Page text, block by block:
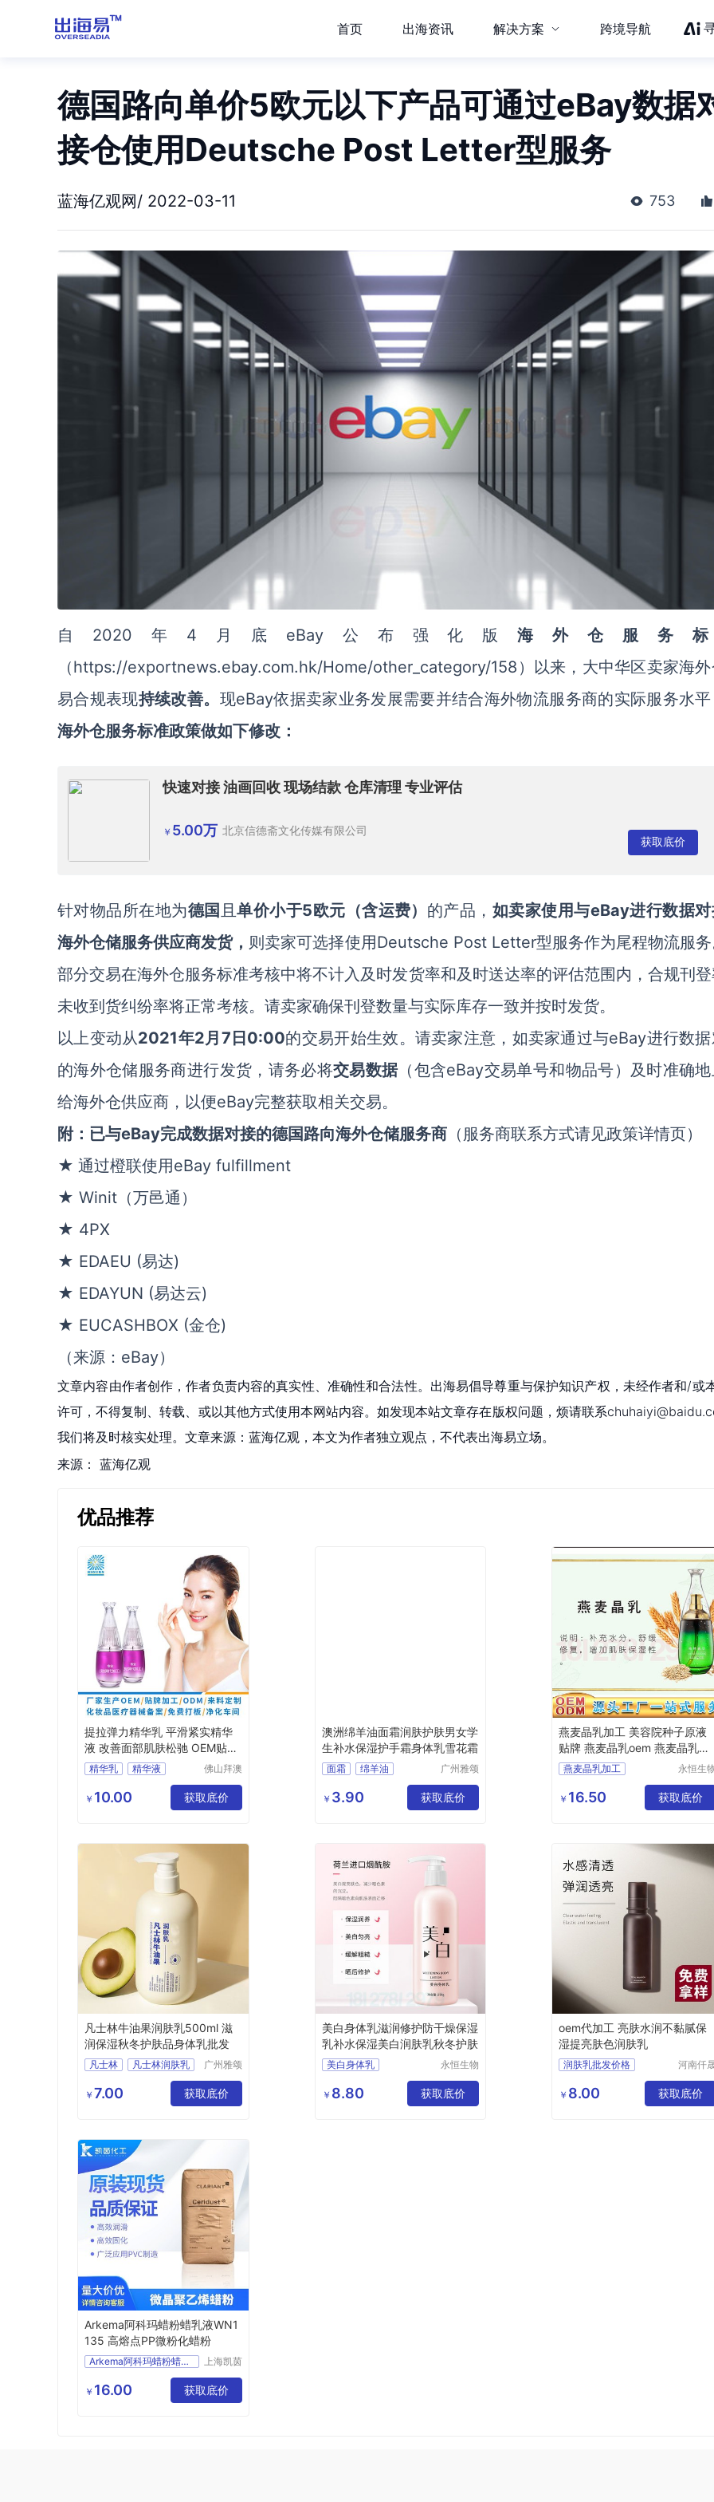
首页 出海资讯 解决方案 跨境导航
德国路向单价5欧元以下产品可通过eBay数据
接仓使用Deutsche Post Letter型服务
蓝海亿观网/ 2022-03-11 753
自2020年4月底eBay公布强化版海外仓 服务
（https://exportnews.ebay.com.hk/Home/other_category/158）以来，大中华区卖家海
易合规表现持续改善。 现eBay依据卖家业务发展需要并结合海外物流服务商的实际服务水
海外仓服务标准政策做如下修改：
快速对接 油画回收 现场结款 仓库清理 专业评估
￥ 5.00万 北京信德斋文化传媒有限公司
获取底价
针对物品所在地为德国 且单价小于5欧元（含运费） 的产品， 如卖家使用与eBay进行数据
海外仓储服务供应商发货， 则卖家可选择使用Deutsche Post Letter型服务作为尾程物流服
部分交易在海外仓服务标准考核中将不计入及时发货率和及时送达率的评估范围内，合规刊
未收到货纠纷率将正常考核。请卖家确保刊登数量与实际库存一致并按时发货。
以上变动从2021年2月7日0:00的交易开始生效。请卖家注意，如卖家通过与eBay进行数
的海外仓储服务商进行发货，请务必将交易数据（包含eBay交易单号和物品号）及时准确
给海外仓供应商，以便eBay完整获取相关交易。
附：已与eBay完成数据对接的德国路向海外仓储服务商 （服务商联系方式请见政策详情页）
★ 通过橙联使用eBay fulfillment
★ Winit（万邑通）
★ 4PX
★ EDAEU (易达)
★ EDAYUN (易达云)
★ EUCASHBOX (金仓)
（来源：eBay）
文章内容由作者创作，作者负责内容的真实性、准确性和合法性。出海易倡导尊重与保护知识产权，未经作者和/或
许可，不得复制、转载、或以其他方式使用本网站内容。如发现本站文章存在版权问题，烦请联系
我们将及时核实处理。文章来源：蓝海亿观，本文为作者独立观点，不代表出海易立场。
来源： 蓝海亿观
优品推荐
提拉弹力精华乳 平滑紧实精华
液 改善面部肌肤松驰 OEM贴牌
加工
精华乳
精华液
平滑紧实精华液
佛山拜澳
有限公司
￥ 10.00 获取底价
澳洲绵羊油面霜润肤护肤男女学
生补水保湿护手霜身体乳雪花霜
面霜
绵羊油
身体乳
广州雅颂
造有限公
司
￥ 3.90 获取底价
燕麦晶乳加工 美容院种子原液
贴牌 燕麦晶乳oem 燕麦晶乳生
产厂家
燕麦晶乳加工
美容院种子原液贴牌
燕麦晶乳oem
永恒生
（广州
有限公
￥ 16.50 获取底价
凡士林牛油果润肤乳500ml 滋
润保湿秋冬护肤品身体乳批发
凡士林
凡士林润肤乳
牛油果身体乳
广州雅颂
造有限公
司
￥ 7.00 获取底价
美白身体乳滋润修护防干燥保湿
乳补水保湿美白润肤乳秋冬护肤
美白身体乳
美白身体乳加工
永恒生物
（广州）
有限公司
￥ 8.80 获取底价
oem代加工 亮肤水润不黏腻保
湿提亮肤色润肤乳
润肤乳批发价格
润肤乳供应厂家直销
润肤乳行情报价
河南仟
限公司
￥ 8.00 获取底价
Arkema阿科玛蜡粉蜡乳液WN1
135 高熔点PP微粉化蜡粉
Arkema阿科玛蜡粉蜡乳液
乳液WN1135
蜡粉蜡乳液WN1135
上海凯茵
公司
￥ 16.00 获取底价